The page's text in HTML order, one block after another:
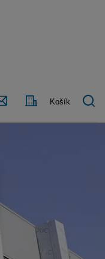
Kontaktujte
Košík